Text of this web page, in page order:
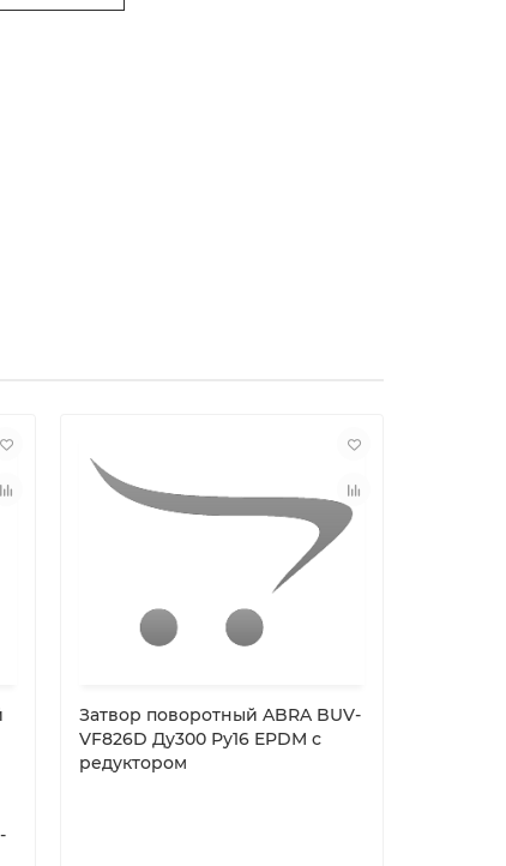
Затвор поворотный ABRA BUV-
VF826D Ду300 Ру16 EPDM с
редуктором